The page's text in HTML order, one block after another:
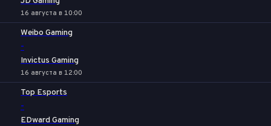
16 августа в 10:00
Weibo Gaming
-
Invictus Gaming
16 августа в 12:00
Top Esports
-
EDward Gaming